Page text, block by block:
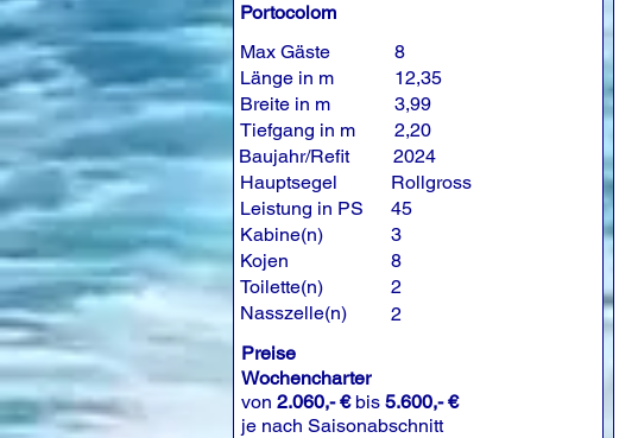
Portocolom
Max Gäste
Länge in m
Breite in m
Tiefgang in m
Baujahr/Refit
Hauptsegel
Leistung in PS
Kabine(n)
Kojen
Toilette(n)
Nasszelle(n)
8
12,35
3,99
2,20
2024
Rollgross
45
3
8
2
2
Preise
Wochencharter
von 2.060,- €bis 5.600,- €
je nach Saisonabschnitt